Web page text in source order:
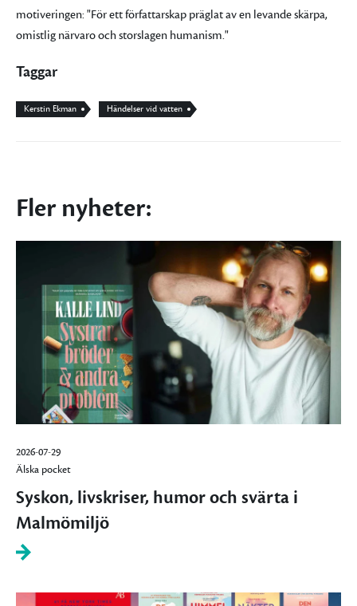
motiveringen: "För ett författarskap präglat av en levande skärpa,
omistlig närvaro och storslagen humanism."
Taggar
Kerstin Ekman Händelser vid vatten
Fler nyheter:
2026-07-29
Älska pocket
Syskon, livskriser, humor och svärta i
Malmömiljö